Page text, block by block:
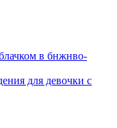
для девочки с